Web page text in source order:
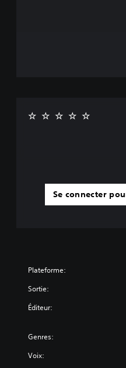
Se connecter
Plateforme:
Sortie:
Éditeur:
Genres:
Voix: